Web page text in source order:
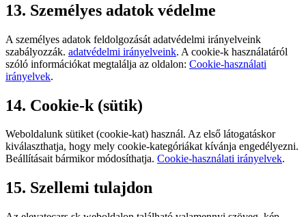
13. Személyes adatok védelme
A személyes adatok feldolgozását adatvédelmi irányelveink
szabályozzák. adatvédelmi irányelveink. A cookie-k használatáról
szóló információkat megtalálja az oldalon: Cookie-használati
irányelvek.
14. Cookie-k (sütik)
Weboldalunk sütiket (cookie-kat) használ. Az első látogatáskor
kiválaszthatja, hogy mely cookie-kategóriákat kívánja engedélyezni.
Beállításait bármikor módosíthatja. Cookie-használati irányelvek.
15. Szellemi tulajdon